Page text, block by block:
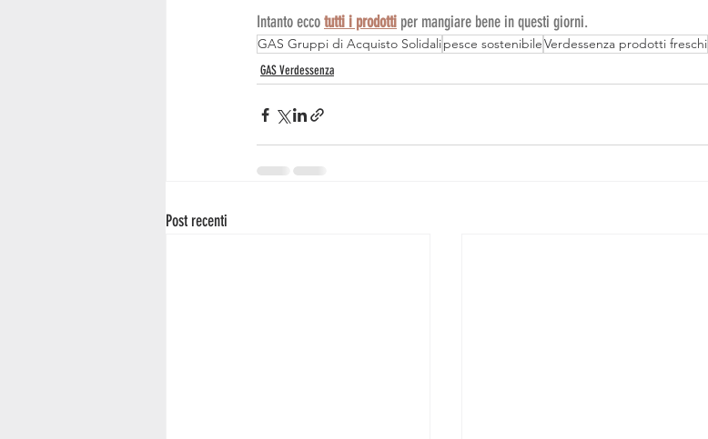
Intanto ecco tutti i prodotti per mangiare bene in questi giorni.
GAS Gruppi di Acquisto Solidalipesce sostenibileVerdessenza prodotti freschi
GAS Verdessenza
Post recenti